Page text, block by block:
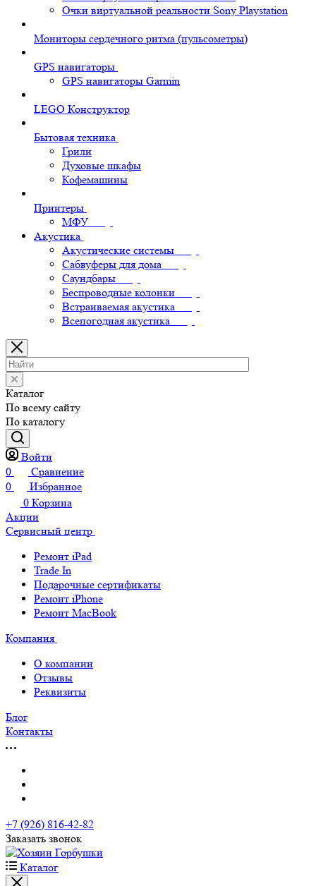
Очки виртуальной реальности Sony Playstation
Мониторы сердечного ритма (пульсометры)
GPS навигаторы
GPS навигаторы Garmin
LEGO Конструктор
Бытовая техника
Грили
Духовые шкафы
Кофемашины
Принтеры
МФУ
Акустика
Акустические системы
Сабвуферы для дома
Саундбары
Беспроводные колонки
Встраиваемая акустика
Всепогодная акустика
Каталог
По всему сайту
По каталогу
Войти
0
Сравнение
0
Избранное
0 Корзина
Акции
Сервисный центр
Ремонт iPad
Trade In
Подарочные сертификаты
Ремонт iPhone
Ремонт MacBook
Компания
О компании
Отзывы
Реквизиты
Блог
Контакты
+7 (926) 816-42-82
Заказать звонок
Каталог